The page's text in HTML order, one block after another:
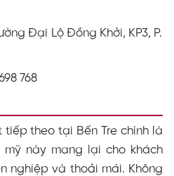
Đại Lộ Đồng Khởi, KP3, P.
768
theo tại Bến Tre chính là
mỹ này mang lại cho khách
nghiệp và thoải mái. Không